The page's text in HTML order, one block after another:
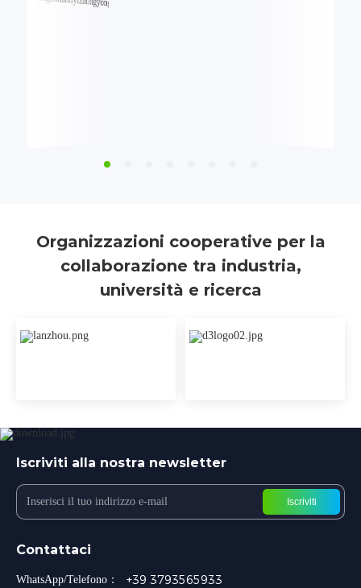
Organizzazioni cooperative per la
collaborazione tra industria,
università e ricerca
Iscriviti alla nostra newsletter
Iscriviti
Contattaci
WhatsApp/Telefono： +39 3793565933